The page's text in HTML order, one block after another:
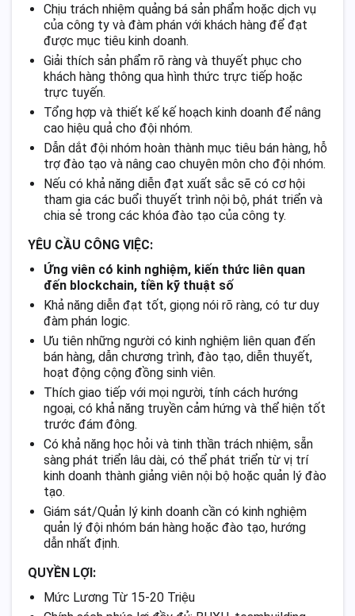
Chịu trách nhiệm quảng bá sản phẩm hoặc dịch vụ
của công ty và đàm phán với khách hàng để đạt
được mục tiêu kinh doanh.
Giải thích sản phẩm rõ ràng và thuyết phục cho
khách hàng thông qua hình thức trực tiếp hoặc
trực tuyến.
Tổng hợp và thiết kế kế hoạch kinh doanh để nâng
cao hiệu quả cho đội nhóm.
Dẫn dắt đội nhóm hoàn thành mục tiêu bán hàng, hỗ
trợ đào tạo và nâng cao chuyên môn cho đội nhóm.
Nếu có khả năng diễn đạt xuất sắc sẽ có cơ hội
tham gia các buổi thuyết trình nội bộ, phát triển và
chia sẻ trong các khóa đào tạo của công ty.
YÊU CẦU CÔNG VIỆC:
Ứng viên có kinh nghiệm, kiến thức liên quan
đến blockchain, tiền kỹ thuật số
Khả năng diễn đạt tốt, giọng nói rõ ràng, có tư duy
đàm phán logic.
Ưu tiên những người có kinh nghiệm liên quan đến
bán hàng, dẫn chương trình, đào tạo, diễn thuyết,
hoạt động cộng đồng sinh viên.
Thích giao tiếp với mọi người, tính cách hướng
ngoại, có khả năng truyền cảm hứng và thể hiện tốt
trước đám đông.
Có khả năng học hỏi và tinh thần trách nhiệm, sẵn
sàng phát triển lâu dài, có thể phát triển từ vị trí
kinh doanh thành giảng viên nội bộ hoặc quản lý đào
tạo.
Giám sát/Quản lý kinh doanh cần có kinh nghiệm
quản lý đội nhóm bán hàng hoặc đào tạo, hướng
dẫn nhất định.
QUYỀN LỢI:
Mức Lương Từ 15-20 Triệu